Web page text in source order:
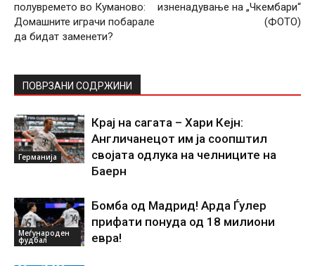
полувремето во Куманово:
Домашните играчи побарале
да бидат заменети?
изненадување на „Чкембари“
(ФОТО)
ПОВРЗАНИ СОДРЖИНИ
Германија
Крај на сагата – Хари Кејн:
Англичанецот им ја соопштил
својата одлука на челниците на
Баерн
Меѓународен
фудбал
Бомба од Мадрид! Арда Ѓулер
прифати понуда од 18 милиони
евра!